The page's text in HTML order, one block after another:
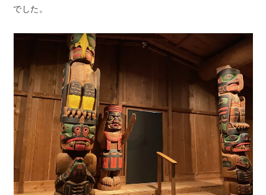
でした。